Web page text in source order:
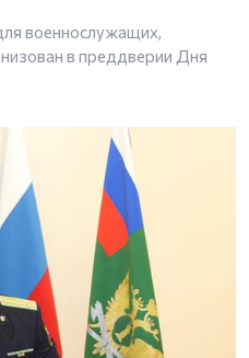
военнослужащих,
в преддверии Дня